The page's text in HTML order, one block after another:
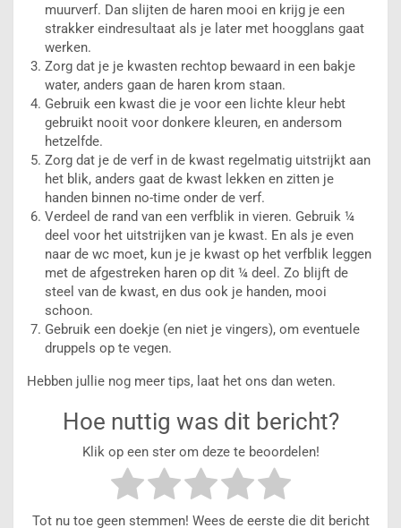
muurverf. Dan slijten de haren mooi en krijg je een
strakker eindresultaat als je later met hoogglans gaat
werken.
Zorg dat je je kwasten rechtop bewaard in een bakje
water, anders gaan de haren krom staan.
Gebruik een kwast die je voor een lichte kleur hebt
gebruikt nooit voor donkere kleuren, en andersom
hetzelfde.
Zorg dat je de verf in de kwast regelmatig uitstrijkt aan
het blik, anders gaat de kwast lekken en zitten je
handen binnen no-time onder de verf.
Verdeel de rand van een verfblik in vieren. Gebruik ¼
deel voor het uitstrijken van je kwast. En als je even
naar de wc moet, kun je je kwast op het verfblik leggen
met de afgestreken haren op dit ¼ deel. Zo blijft de
steel van de kwast, en dus ook je handen, mooi
schoon.
Gebruik een doekje (en niet je vingers), om eventuele
druppels op te vegen.
Hebben jullie nog meer tips, laat het ons dan weten.
Hoe nuttig was dit bericht?
Klik op een ster om deze te beoordelen!
Tot nu toe geen stemmen! Wees de eerste die dit bericht